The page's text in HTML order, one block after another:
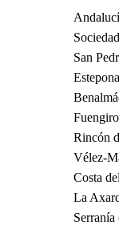
Sociedad
San
Estepona
Rincón
Vélez-
Costa
La
Serranía